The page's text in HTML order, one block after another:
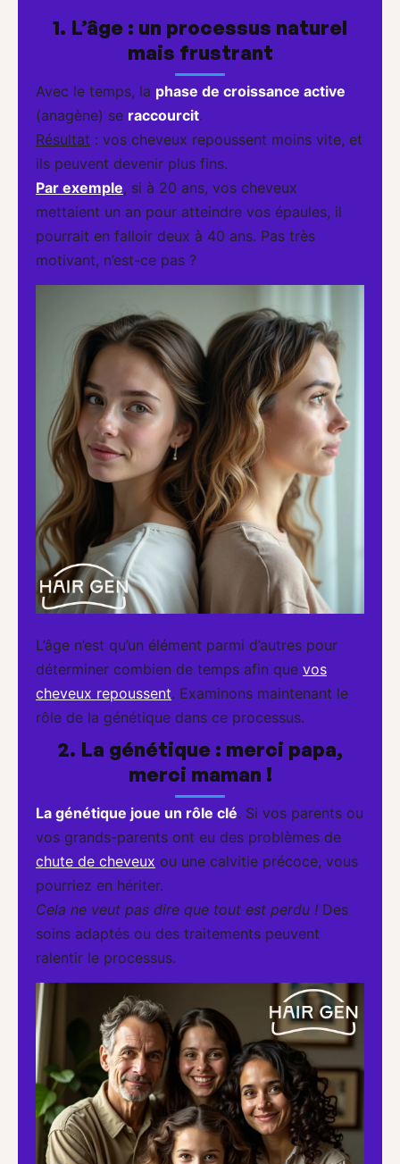
1. L’âge : un processus naturel
mais frustrant
Avec le temps, la phase de croissance active
(anagène) se raccourcit.
Résultat : vos cheveux repoussent moins vite, et
ils peuvent devenir plus fins.
Par exemple, si à 20 ans, vos cheveux
mettaient un an pour atteindre vos épaules, il
pourrait en falloir deux à 40 ans. Pas très
motivant, n’est-ce pas ?
L’âge n’est qu’un élément parmi d’autres pour
déterminer combien de temps afin que vos
cheveux repoussent. Examinons maintenant le
rôle de la génétique dans ce processus.
2. La génétique : merci papa,
merci maman !
La génétique joue un rôle clé. Si vos parents ou
vos grands-parents ont eu des problèmes de
chute de cheveux ou une calvitie précoce, vous
pourriez en hériter.
Cela ne veut pas dire que tout est perdu ! Des
soins adaptés ou des traitements peuvent
ralentir le processus.